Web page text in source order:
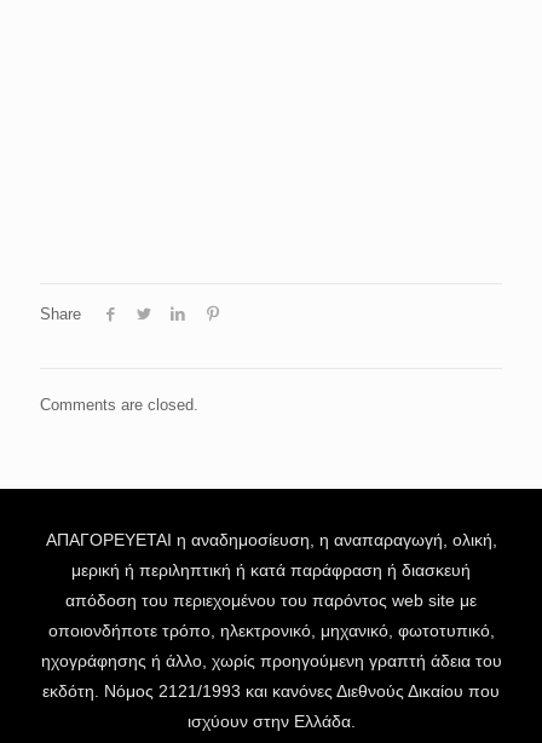
Share
Comments are closed.
ΑΠΑΓΟΡΕΥΕΤΑΙ η αναδημοσίευση, η αναπαραγωγή, ολική,
μερική ή περιληπτική ή κατά παράφραση ή διασκευή
απόδοση του περιεχομένου του παρόντος web site με
οποιονδήποτε τρόπο, ηλεκτρονικό, μηχανικό, φωτοτυπικό,
ηχογράφησης ή άλλο, χωρίς προηγούμενη γραπτή άδεια του
εκδότη. Νόμος 2121/1993 και κανόνες Διεθνούς Δικαίου που
ισχύουν στην Ελλάδα.